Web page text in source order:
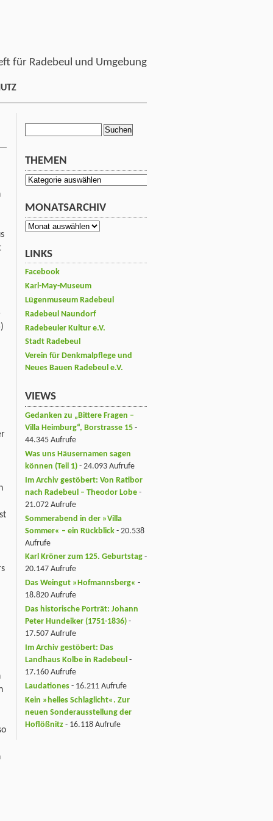
für Radebeul und Umgebung
THEMEN
Themen
MONATSARCHIV
Monatsarchiv
LINKS
Facebook
Karl-May-Museum
Lügenmuseum Radebeul
Radebeul Naundorf
Radebeuler Kultur e.V.
Stadt Radebeul
Verein für Denkmalpflege und
Neues Bauen Radebeul e.V.
VIEWS
Gedanken zu „Bittere Fragen –
Villa Heimburg“, Borstrasse 15 -
44.345 Aufrufe
Was uns Häusernamen sagen
können (Teil 1) - 24.093 Aufrufe
Im Archiv gestöbert: Von Ratibor
nach Radebeul – Theodor Lobe -
21.072 Aufrufe
Sommerabend in der »Villa
Sommer« – ein Rückblick - 20.538
Aufrufe
Karl Kröner zum 125. Geburtstag -
20.147 Aufrufe
Das Weingut »Hofmannsberg« -
18.820 Aufrufe
Das historische Porträt: Johann
Peter Hundeiker (1751-1836) -
17.507 Aufrufe
Im Archiv gestöbert: Das
Landhaus Kolbe in Radebeul -
17.160 Aufrufe
Laudationes - 16.211 Aufrufe
Kein »helles Schlaglicht«. Zur
neuen Sonderausstellung der
Hoflößnitz - 16.118 Aufrufe